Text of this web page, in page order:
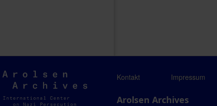
Arolsen
Archives
Kontakt Impressum
Arolsen Archives